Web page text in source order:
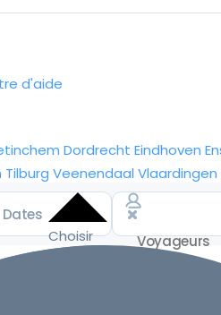
d'aide
Dordrecht Eindhoven
Tilburg Veenendaal Vlaardingen
Choisir
les